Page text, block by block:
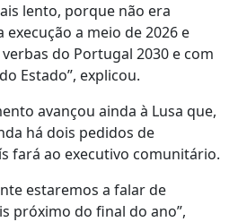
lento, porque não era
a meio de 2026 e
do Portugal 2030 e com
Estado”, explicou.
avançou ainda à Lusa que,
há dois pedidos de
fará ao executivo comunitário.
estaremos a falar de
próximo do final do ano”,